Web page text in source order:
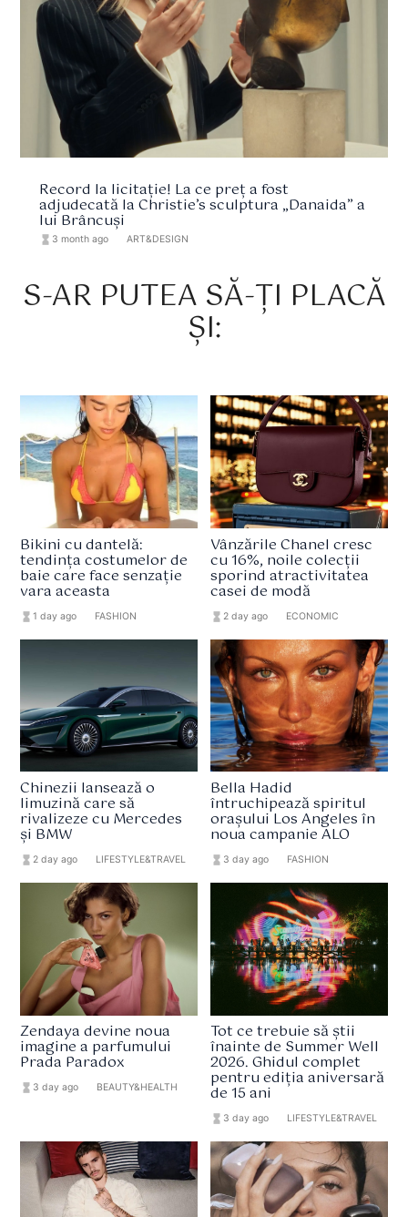
Record la licitație! La ce preț a fost
adjudecată la Christie’s sculptura „Danaida” a
lui Brâncuși
hourglass_full 3 month ago ART&DESIGN
S-AR PUTEA SĂ-ȚI PLACĂ
ȘI:
Bikini cu dantelă:
tendința costumelor de
baie care face senzație
vara aceasta
hourglass_full1 day ago FASHION
Vânzările Chanel cresc
cu 16%, noile colecții
sporind atractivitatea
casei de modă
hourglass_full 2 day ago ECONOMIC
Chinezii lansează o
limuzină care să
rivalizeze cu Mercedes
și BMW
hourglass_full 2 day ago LIFESTYLE&TRAVEL
Bella Hadid
întruchipează spiritul
orașului Los Angeles în
noua campanie ALO
hourglass_full 3 day ago FASHION
Zendaya devine noua
imagine a parfumului
Prada Paradox
hourglass_full 3 day ago BEAUTY&HEALTH
Tot ce trebuie să știi
înainte de Summer Well
2026. Ghidul complet
pentru ediția aniversară
de 15 ani
hourglass_full 3 day ago LIFESTYLE&TRAVEL